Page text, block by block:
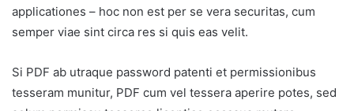
applicationes – hoc non est per se vera securitas, cum
semper viae sint circa res si quis eas velit.
Si PDF ab utraque password patenti et permissionibus
tesseram munitur, PDF cum vel tessera aperire potes, sed